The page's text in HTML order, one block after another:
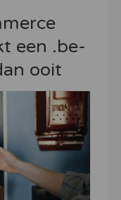
een .be-
ooit